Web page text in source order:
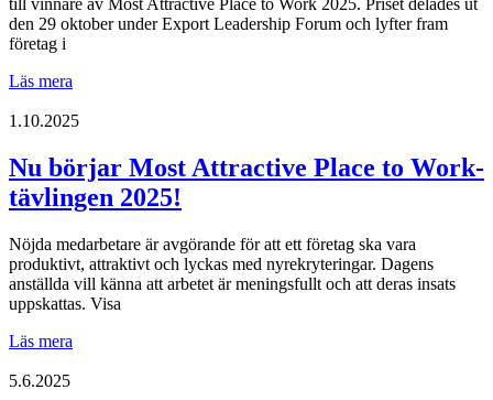
till vinnare av Most Attractive Place to Work 2025. Priset delades ut
den 29 oktober under Export Leadership Forum och lyfter fram
företag i
Läs mera
Jakobstadsregionens
Attractive
Place
to
2025
1.10.2025
Nu börjar Most Attractive Place to Work-
tävlingen 2025!
Nöjda medarbetare är avgörande för att ett företag ska vara
produktivt, attraktivt och lyckas med nyrekryteringar. Dagens
anställda vill känna att arbetet är meningsfullt och att deras insats
uppskattas. Visa
Läs mera
5.6.2025